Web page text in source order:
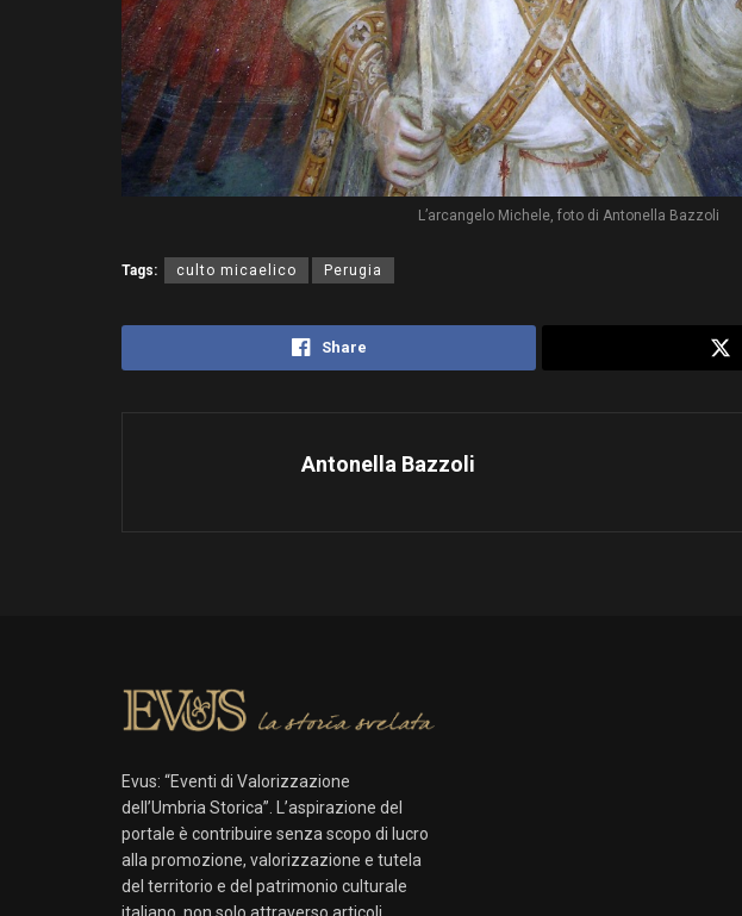
L’arcangelo Michele, foto di Antonella Bazzoli
Tags: culto micaelico Perugia
Share
Antonella Bazzoli
Evus: “Eventi di Valorizzazione
dell’Umbria Storica”. L’aspirazione del
portale è contribuire senza scopo di lucro
alla promozione, valorizzazione e tutela
del territorio e del patrimonio culturale